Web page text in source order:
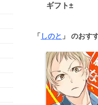
ギフト±
「 しのと 」 のおす